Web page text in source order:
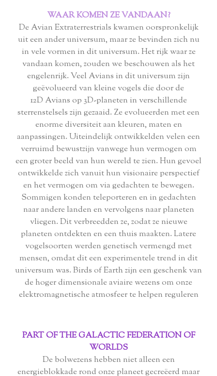
WAAR KOMEN ZE VANDAAN?
De Avian Extraterrestrials kwamen oorspronkelijk
uit een ander universum, maar ze bevinden zich nu
in vele vormen in dit universum. Het rijk waar ze
vandaan komen, zouden we beschouwen als het
engelenrijk. Veel Avians in dit universum zijn
geëvolueerd van kleine vogels die door de
12D Avians op 3D-planeten in verschillende
sterrenstelsels zijn gezaaid. Ze evolueerden met een
enorme diversiteit aan kleuren, maten en
aanpassingen. Uiteindelijk ontwikkelden velen een
verruimd bewustzijn vanwege hun vermogen om
een ​​groter beeld van hun wereld te zien. Hun gevoel
ontwikkelde zich vanuit hun visionaire perspectief
en het vermogen om via gedachten te bewegen.
Sommigen konden teleporteren en in gedachten
naar andere landen en vervolgens naar planeten
vliegen. Dit verbreedden ze, zodat ze nieuwe
planeten ontdekten en een thuis maakten. Latere
vogelsoorten werden genetisch vermengd met
mensen, omdat dit een experimentele trend in dit
universum was. Birds of Earth zijn een geschenk van
de hoger dimensionale aviaire wezens om onze
elektromagnetische atmosfeer te helpen reguleren
PART OF THE GALACTIC FEDERATION OF
WORLDS
De bolwezens hebben niet alleen een
energieblokkade rond onze planeet gecreëerd maar